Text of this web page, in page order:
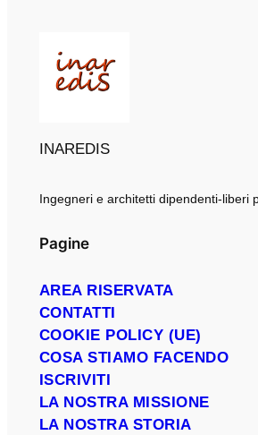
INAREDIS
Ingegneri e architetti dipendenti-liberi
Pagine
AREA RISERVATA
CONTATTI
COOKIE POLICY (UE)
COSA STIAMO FACENDO
ISCRIVITI
LA NOSTRA MISSIONE
LA NOSTRA STORIA